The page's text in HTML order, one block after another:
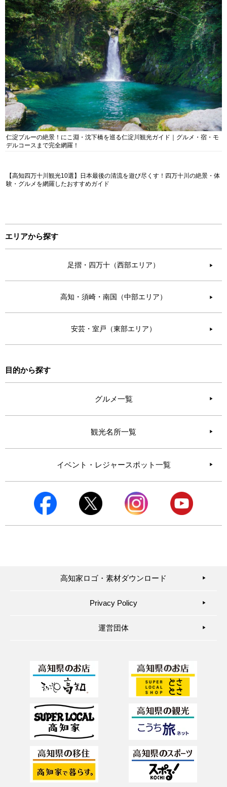
仁淀ブルーの絶景！にこ淵・沈下橋を巡る仁淀川観光ガイド｜グルメ・宿・モ
デルコースまで完全網羅！
【高知四万十川観光10選】日本最後の清流を遊び尽くす！四万十川の絶景・体
験・グルメを網羅したおすすめガイド
エリアから探す
足摺・四万十（西部エリア） ▶︎
高知・須崎・南国（中部エリア） ▶︎
安芸・室戸（東部エリア） ▶︎
目的から探す
グルメ一覧
観光名所一覧
イベント・レジャースポット一覧
高知家ロゴ・素材ダウンロード ▶︎
Privacy Policy ▶︎
運営団体 ▶︎